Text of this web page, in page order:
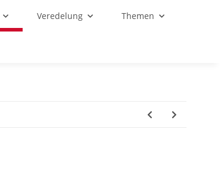
Veredelung Themen